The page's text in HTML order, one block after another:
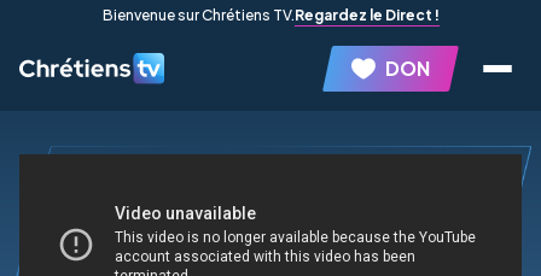
Bienvenue sur Chrétiens TV.Regardez le Direct !
DON